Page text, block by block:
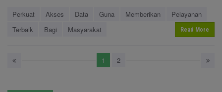
Perkuat Akses Data Guna Memberikan
Pelayanan
Terbaik
Bagi Masyarakat Read More
1 2